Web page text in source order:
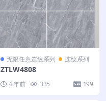
无限任意连纹系列 连纹系列
ZTLW4808
4 年前 335 199